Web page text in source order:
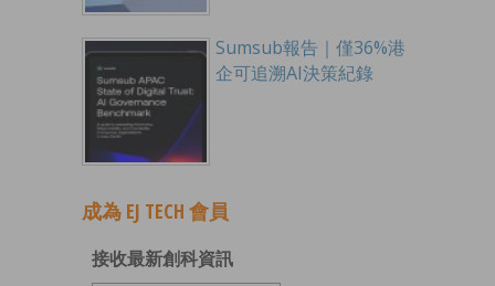
Sumsub報告｜僅36%港
企可追溯AI決策紀錄
成為 EJ TECH 會員
接收最新創科資訊